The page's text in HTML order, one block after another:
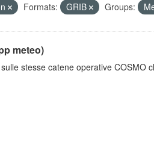
Formats: GRIB Groups:
meteo)
stesse catene operative COSMO